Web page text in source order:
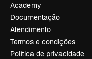
Academy
Documentação
Atendimento
Termos e condições
Política de privacidade